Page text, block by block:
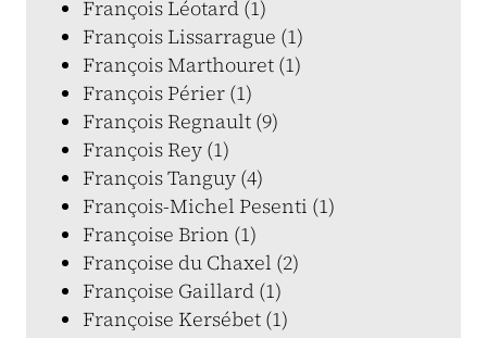
François Léotard (1)
François Lissarrague (1)
François Marthouret (1)
François Périer (1)
François Regnault (9)
François Rey (1)
François Tanguy (4)
François-Michel Pesenti (1)
Françoise Brion (1)
Françoise du Chaxel (2)
Françoise Gaillard (1)
Françoise Kersébet (1)